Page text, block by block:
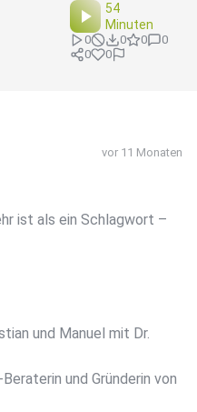
54
Minuten
0 0 0
0
0
0
vor 11 Monaten
ist als ein Schlagwort –
und Manuel mit Dr.
und Gründerin von